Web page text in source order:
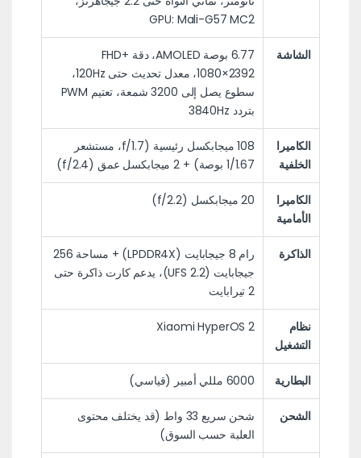
GPU: Mali-G57 MC2
الشاشة
6.77 بوصة AMOLED، دقة +FHD
‏2392×1080، معدل تحديث حتى 120Hz،
سطوع يصل إلى 3200 شمعة، تعتيم PWM
بتردد 3840Hz
الكاميرا
الخلفية
108 ميجابكسل رئيسية (f/1.7، مستشعر
1/1.67 بوصة) + 2 ميجابكسل عمق (f/2.4)
الكاميرا
الأمامية
20 ميجابكسل (f/2.2)
الذاكرة
رام 8 جيجابايت (LPDDR4X) + مساحة 256
جيجابايت (UFS 2.2)، يدعم كارت ذاكرة حتى
2 تيرابايت
نظام
التشغيل
Xiaomi HyperOS 2
البطارية 6000 مللي أمبير (قياسي)
الشحن
شحن سريع 33 واط (قد يختلف محتوى
العلبة حسب السوق)